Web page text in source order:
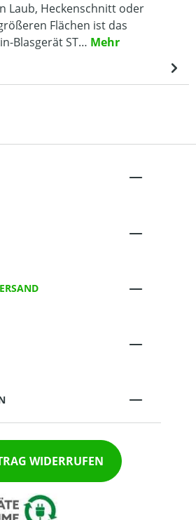
Laub, Heckenschnitt oder
Flächen ist das
Blasgerät ST… Mehr
WIDERRUFEN